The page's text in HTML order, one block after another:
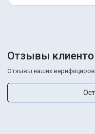
Отзывы
Отзывы наших